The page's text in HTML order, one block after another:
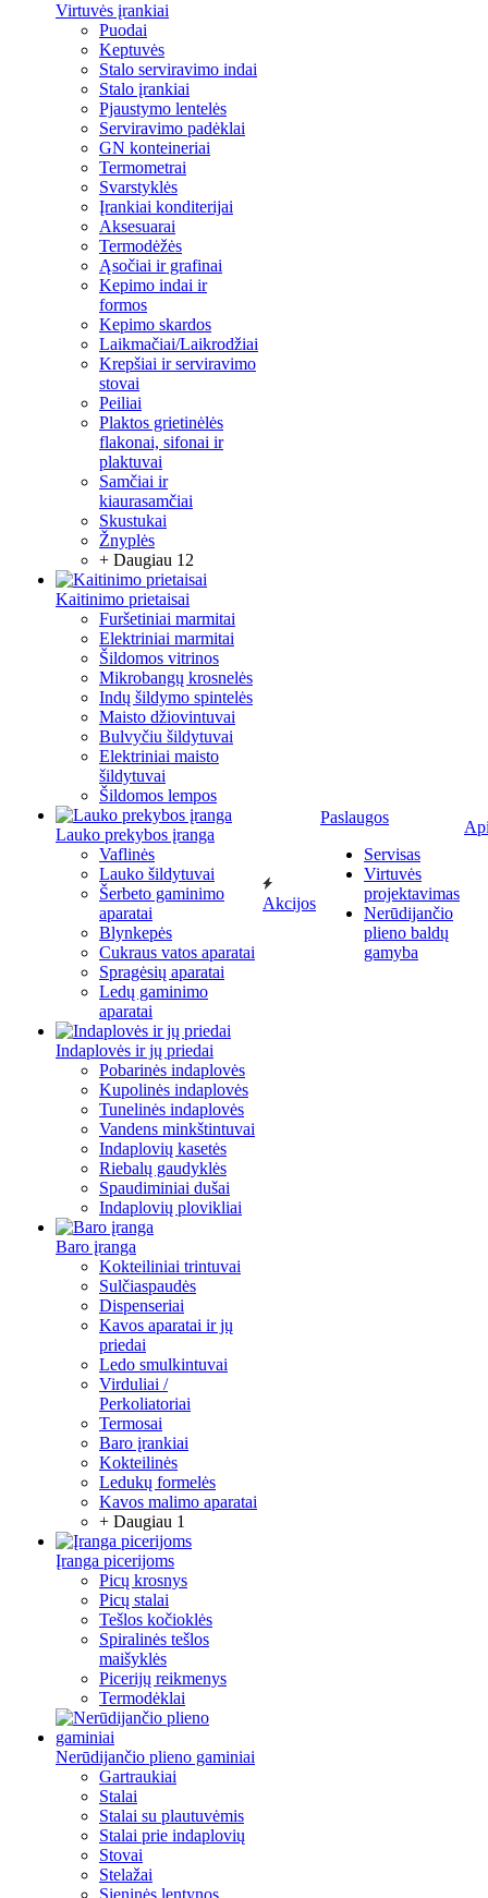
Virtuvės įrankiai
Puodai
Keptuvės
Stalo serviravimo indai
Stalo įrankiai
Pjaustymo lentelės
Serviravimo padėklai
GN konteineriai
Termometrai
Svarstyklės
Įrankiai konditerijai
Aksesuarai
Termodėžės
Ąsočiai ir grafinai
Kepimo indai ir
formos
Kepimo skardos
Laikmačiai/Laikrodžiai
Krepšiai ir serviravimo
stovai
Peiliai
Plaktos grietinėlės
flakonai, sifonai ir
plaktuvai
Samčiai ir
kiaurasamčiai
Skustukai
Žnyplės
+ Daugiau 12
Kaitinimo prietaisai
Furšetiniai marmitai
Elektriniai marmitai
Šildomos vitrinos
Mikrobangų krosnelės
Indų šildymo spintelės
Maisto džiovintuvai
Bulvyčiu šildytuvai
Elektriniai maisto
šildytuvai
Šildomos lempos
Lauko prekybos įranga
Vaflinės
Lauko šildytuvai
Šerbeto gaminimo
aparatai
Blynkepės
Cukraus vatos aparatai
Spragėsių aparatai
Ledų gaminimo
aparatai
Indaplovės ir jų priedai
Pobarinės indaplovės
Kupolinės indaplovės
Tunelinės indaplovės
Vandens minkštintuvai
Indaplovių kasetės
Riebalų gaudyklės
Spaudiminiai dušai
Indaplovių plovikliai
Baro įranga
Kokteiliniai trintuvai
Sulčiaspaudės
Dispenseriai
Kavos aparatai ir jų
priedai
Ledo smulkintuvai
Virduliai /
Perkoliatoriai
Termosai
Baro įrankiai
Kokteilinės
Ledukų formelės
Kavos malimo aparatai
+ Daugiau 1
Įranga picerijoms
Picų krosnys
Picų stalai
Tešlos kočioklės
Spiralinės tešlos
maišyklės
Picerijų reikmenys
Termodėklai
Nerūdijančio plieno gaminiai
Gartraukiai
Stalai
Stalai su plautuvėmis
Stalai prie indaplovių
Stovai
Stelažai
Sieninės lentynos
Akcijos
Paslaugos
Servisas
Virtuvės
projektavimas
Nerūdijančio
plieno baldų
gamyba